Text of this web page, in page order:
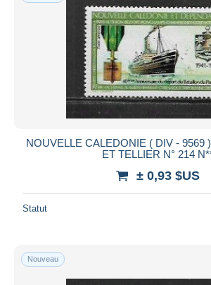
NOUVELLE CALEDONIE ( DIV - 9569
ET TELLIER N° 214
± 0,93 $US
Statut
Nouveau